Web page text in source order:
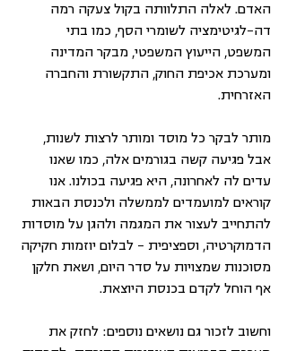
האדם. לאלה התלוותה בקול צעקה רמה
דה-לגיטימציה לשומרי הסף, כמו בתי
המשפט, הייעוץ המשפטי, מבקר המדינה
ומערכת אכיפת החוק, התקשורת והחברה
האזרחית.
מותר לבקר כל מוסד ומותר לרצות לשנות,
אבל פגיעה קשה בגורמים אלה, כמו שאנו
עדים לה לאחרונה, היא פגיעה בכולנו. אנו
קוראים למועמדים לממשלה ולכנסת הבאות
להתחייב לעצור את המגמה ולהגן על מוסדות
הדמוקרטיה, וספציפית – לבלום יוזמות חקיקה
מסוכנות שמצויות על סדר היום, ושאת חלקן
אף הוחל לקדם בכנסת היוצאת.
וחשוב לזכור גם נושאים נוספים: לחזק את